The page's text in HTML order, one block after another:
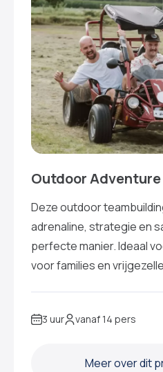
Outdoor Adventure
Deze outdoor
adrenaline, strategie en
perfecte manier. Ideaal
voor families en
3 uur vanaf 14 pers
Meer over dit